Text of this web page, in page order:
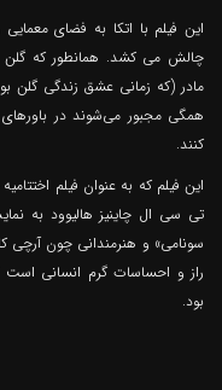
این فیلم با اتکا به فضای
چالش می کشد. همانطور که گلن و
مادر (که زمانی عشق زندگی گلن
همگی مجبور می‌شوند در
کنند.
تی سی ال چاینیز هالیوود به
سونامی» و هنرمندانی چون آرچی
راز و احساسات گرم انسانی
بود.